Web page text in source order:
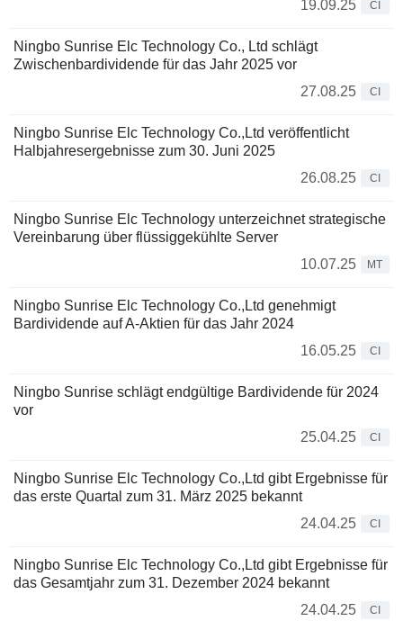
19.09.25
CI
Ningbo Sunrise Elc Technology Co., Ltd schlägt
Zwischenbardividende für das Jahr 2025 vor
27.08.25
CI
Ningbo Sunrise Elc Technology Co.,Ltd veröffentlicht
Halbjahresergebnisse zum 30. Juni 2025
26.08.25
CI
Ningbo Sunrise Elc Technology unterzeichnet strategische
Vereinbarung über flüssiggekühlte Server
10.07.25
MT
Ningbo Sunrise Elc Technology Co.,Ltd genehmigt
Bardividende auf A-Aktien für das Jahr 2024
16.05.25
CI
Ningbo Sunrise schlägt endgültige Bardividende für 2024
vor
25.04.25
CI
Ningbo Sunrise Elc Technology Co.,Ltd gibt Ergebnisse für
das erste Quartal zum 31. März 2025 bekannt
24.04.25
CI
Ningbo Sunrise Elc Technology Co.,Ltd gibt Ergebnisse für
das Gesamtjahr zum 31. Dezember 2024 bekannt
24.04.25
CI